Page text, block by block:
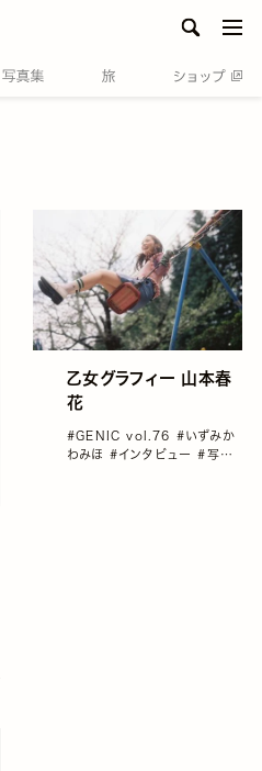
乙女グラフィー 山本春
花
#GENIC vol.76 #いずみか
わみほ #インタビュー#写真